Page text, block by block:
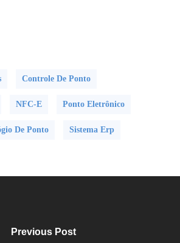
Controle De Ponto
NFC-E Ponto Eletrônico
De Ponto Sistema Erp
Previous Post